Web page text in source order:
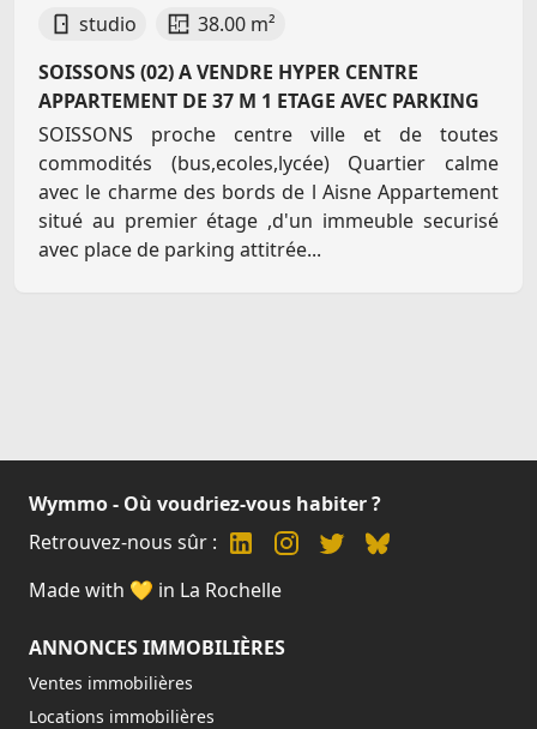
studio
38.00 m²
SOISSONS (02) A VENDRE HYPER CENTRE
APPARTEMENT DE 37 M 1 ETAGE AVEC PARKING
SOISSONS proche centre ville et de toutes
commodités (bus,ecoles,lycée) Quartier calme
avec le charme des bords de l Aisne Appartement
situé au premier étage ,d'un immeuble securisé
avec place de parking attitrée...
Wymmo - Où voudriez-vous habiter ?
Retrouvez-nous sûr :
Made with 💛 in La Rochelle
ANNONCES IMMOBILIÈRES
Ventes immobilières
Locations immobilières